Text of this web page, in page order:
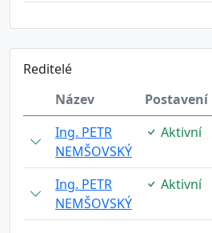
Reditelé
Název
Postavení
Ing. PETR
NEMŠOVSKÝ
Aktivní
Ing. PETR
NEMŠOVSKÝ
Aktivní